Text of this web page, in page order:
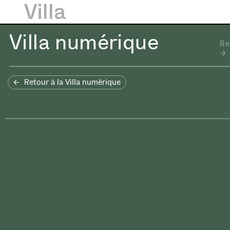
Villa numérique
Retour à la Villa numérique